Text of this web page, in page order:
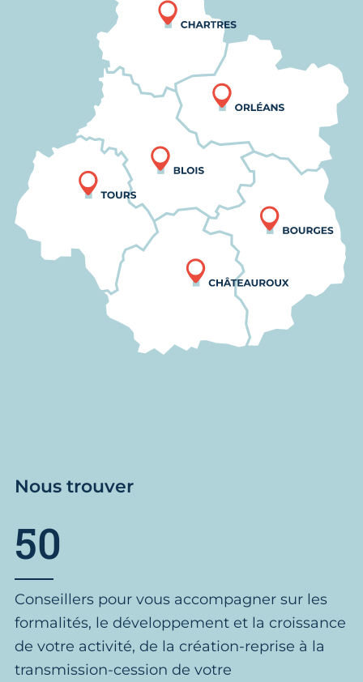
Nous trouver
50
Conseillers pour vous accompagner sur les
formalités, le développement et la croissance
de votre activité, de la création-reprise à la
transmission-cession de votre